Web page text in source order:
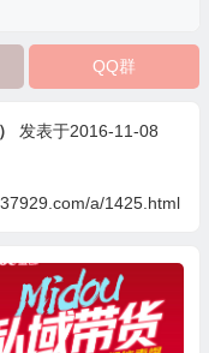
QQ群
发表于2016-11-08
a/1425.html